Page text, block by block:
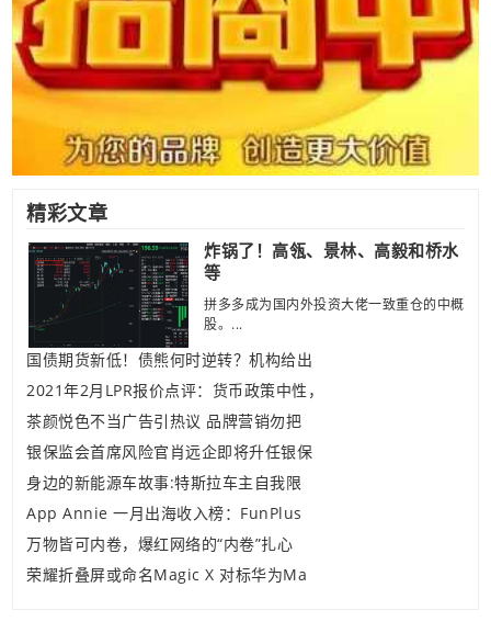
精彩文章
炸锅了！高瓴、景林、高毅和桥水
等
拼多多成为国内外投资大佬一致重仓的中概
股。...
国债期货新低！债熊何时逆转？机构给出
2021年2月LPR报价点评：货币政策中性，
茶颜悦色不当广告引热议 品牌营销勿把
银保监会首席风险官肖远企即将升任银保
身边的新能源车故事:特斯拉车主自我限
App Annie 一月出海收入榜：FunPlus
万物皆可内卷，爆红网络的“内卷”扎心
荣耀折叠屏或命名Magic X 对标华为Ma